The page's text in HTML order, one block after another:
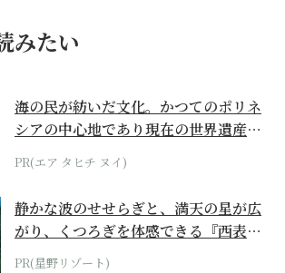
みたい
海の民が紡いだ文化。かつてのポリネ
シアの中心地であり現在の世界遺産か
らみえてくる...
PR(エア タヒチ ヌイ)
静かな波のせせらぎと、満天の星が広
がり、くつろぎを体感できる『西表島
ホテル by...
PR(星野リゾート)